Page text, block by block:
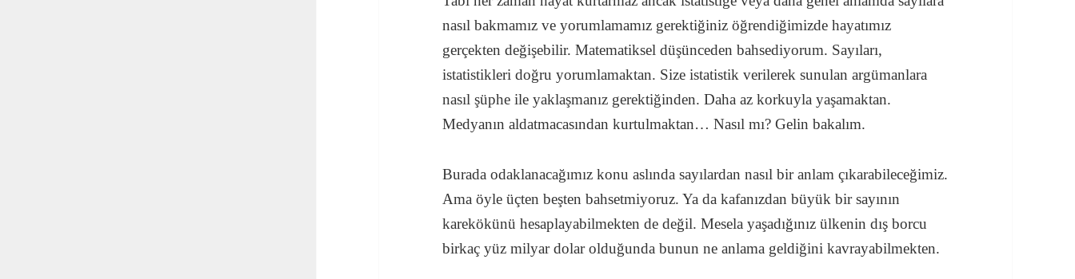
nasıl bakmamız ve yorumlamamız gerektiğiniz öğrendiğimizde hayatımız
gerçekten değişebilir. Matematiksel düşünceden bahsediyorum. Sayıları,
istatistikleri doğru yorumlamaktan. Size istatistik verilerek sunulan argümanlara
nasıl şüphe ile yaklaşmanız gerektiğinden. Daha az korkuyla yaşamaktan.
Medyanın aldatmacasından kurtulmaktan… Nasıl mı? Gelin bakalım.
Burada odaklanacağımız konu aslında sayılardan nasıl bir anlam çıkarabileceğimiz.
Ama öyle üçten beşten bahsetmiyoruz. Ya da kafanızdan büyük bir sayının
karekökünü hesaplayabilmekten de değil. Mesela yaşadığınız ülkenin dış borcu
birkaç yüz milyar dolar olduğunda bunun ne anlama geldiğini kavrayabilmekten.